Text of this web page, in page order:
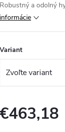
Robustný a odolný
informácie
Variant
€463,18